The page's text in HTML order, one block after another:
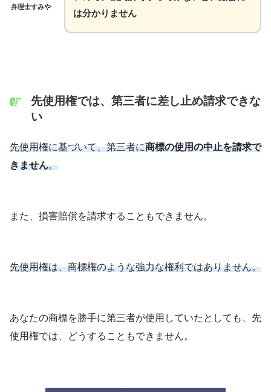
弁理士すみや
は分かりません
先使用権では、第三者に差し止め請求できな
い
先使用権に基づいて、第三者に商標の使用の中止を請求で
きません。
また、損害賠償を請求することもできません。
先使用権は、商標権のような強力な権利ではありません。
あなたの商標を勝手に第三者が使用していたとしても、先
使用権では、どうすることもできません。